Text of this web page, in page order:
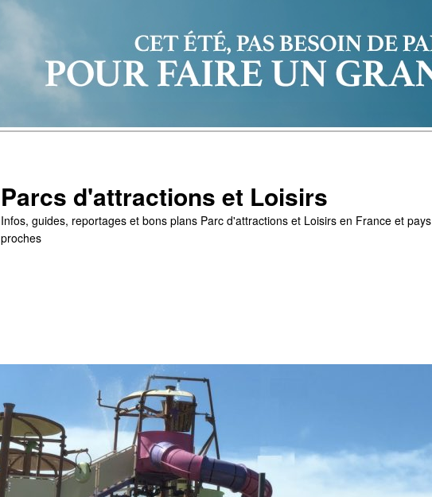
Parcs d'attractions et Loisirs
Infos, guides, reportages et bons plans Parc d'attractions et Loisirs en France et pays
proches